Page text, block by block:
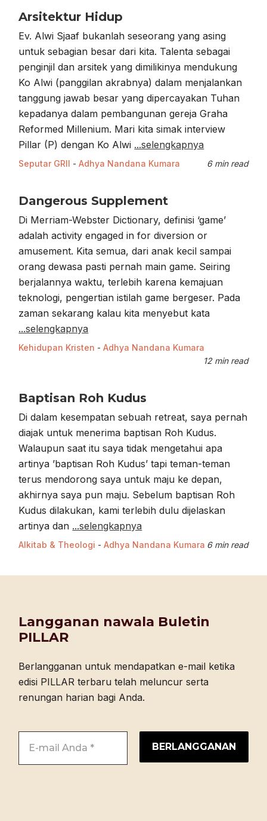
Arsitektur Hidup
Ev. Alwi Sjaaf bukanlah seseorang yang asing
untuk sebagian besar dari kita. Talenta sebagai
penginjil dan arsitek yang dimilikinya mendukung
Ko Alwi (panggilan akrabnya) dalam menjalankan
tanggung jawab besar yang dipercayakan Tuhan
kepadanya dalam pembangunan gereja Graha
Reformed Millenium. Mari kita simak interview
Pillar (P) dengan Ko Alwi ...selengkapnya
Seputar GRII -Adhya Nandana Kumara 6 min read
Dangerous Supplement
Di Merriam-Webster Dictionary, definisi ‘game’
adalah activity engaged in for diversion or
amusement. Kita semua, dari anak kecil sampai
orang dewasa pasti pernah main game. Seiring
berjalannya waktu, terlebih karena kemajuan
teknologi, pengertian istilah game bergeser. Pada
zaman sekarang kalau kita menyebut kata
...selengkapnya
Kehidupan Kristen -Adhya Nandana Kumara
12 min read
Baptisan Roh Kudus
Di dalam kesempatan sebuah retreat, saya pernah
diajak untuk menerima baptisan Roh Kudus.
Walaupun saat itu saya tidak mengetahui apa
artinya ’baptisan Roh Kudus’ tapi teman-teman
terus mendorong saya untuk maju ke depan,
akhirnya saya pun maju. Sebelum baptisan Roh
Kudus dilakukan, kami terlebih dulu dijelaskan
artinya dan ...selengkapnya
Alkitab & Theologi -Adhya Nandana Kumara 6 min read
Langganan nawala Buletin
PILLAR
Berlangganan untuk mendapatkan e-mail ketika
edisi PILLAR terbaru telah meluncur serta
renungan harian bagi Anda.